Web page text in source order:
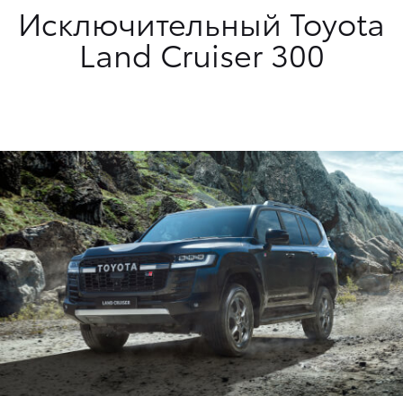
Исключительный Toyota
Land Cruiser 300